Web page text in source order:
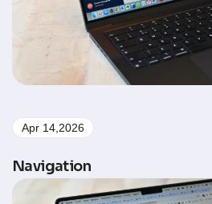
Apr 14,2026
Navigation